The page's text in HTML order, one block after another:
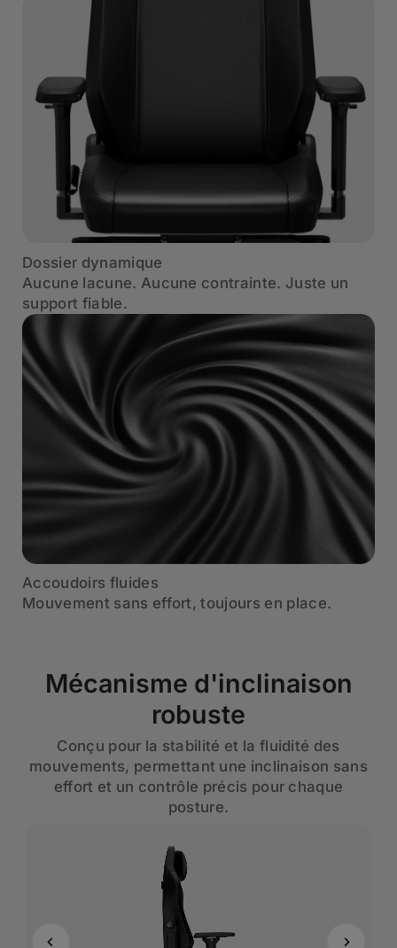
Dossier dynamique
Aucune lacune. Aucune contrainte. Juste un
support fiable.
Accoudoirs fluides
Mouvement sans effort, toujours en place.
Mécanisme d'inclinaison
robuste
Conçu pour la stabilité et la fluidité des
mouvements, permettant une inclinaison sans
effort et un contrôle précis pour chaque
posture.